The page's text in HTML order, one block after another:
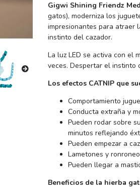
Gigwi Shining Friendz
gatos), moderniza los
impresionantes para atraer
instinto del cazador.
La luz LED se activa con el
veces. Despertar el instinto
Los efectos CATNIP que
Comportamiento
Conducta extraña y
Pueden rodar sobre
minutos reflejando
Pueden empezar a
Lametones y
Pueden llegar a
Beneficios de la hierba